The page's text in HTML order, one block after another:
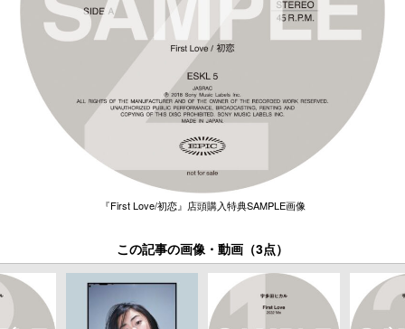
『First Love/初恋』店頭購入特典SAMPLE画像
この記事の画像・動画（3点）